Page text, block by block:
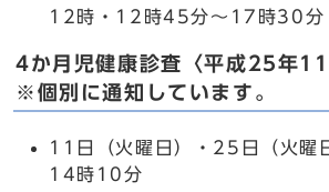
12時・12時45分～17時30分
4か月児健康診査〈平成25年11
※個別に通知しています。
11日（火曜日）・25日（火曜
14時10分